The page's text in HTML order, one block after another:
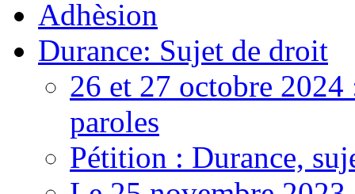
Adhèsion
Durance: Sujet de droit
26 et 27 octobre 2024
paroles
Pétition : Durance,